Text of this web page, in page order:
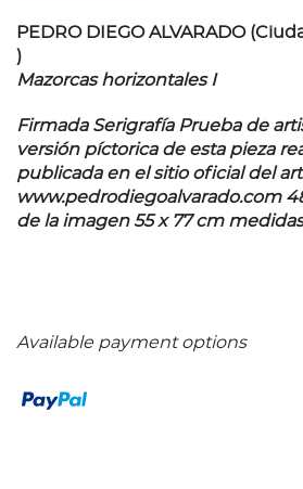
PEDRO DIEGO ALVARADO
)
Mazorcas horizontales I
Firmada Serigrafía Prueba de
versión píctorica de esta pieza
publicada en el sitio oficial del
www.pedrodiegoalvarado.com
de la imagen 55 x 77 cm
Available payment options